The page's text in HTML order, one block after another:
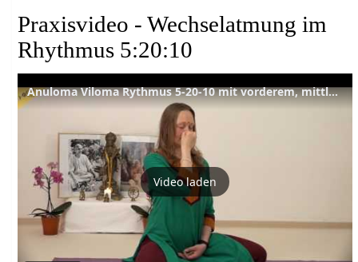
Praxisvideo - Wechselatmung im
Rhythmus 5:20:10
Anuloma Viloma Rythmus 5-20-10 mit vorderem, mittlerem und hinteren Mula Bandha
Video laden